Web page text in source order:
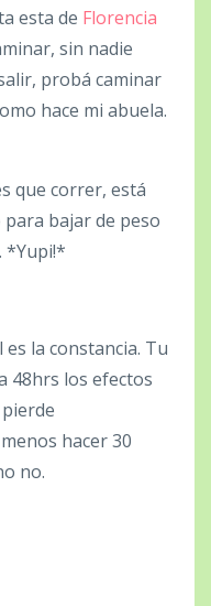
esta de Florencia
sin nadie
probá caminar
hace mi abuela.
que correr, está
bajar de peso
*Yupi!*
la constancia. Tu
48hrs los efectos
hacer 30
no.